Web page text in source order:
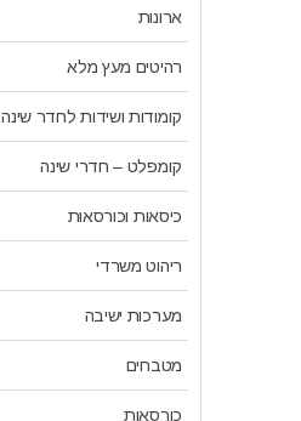
ארונות
רהיטים מעץ מלא
קומודות ושידות לחדר שינה
קומפלט – חדרי שינה
כיסאות וכורסאות
ריהוט משרדי
מערכות ישיבה
מטבחים
כורסאות